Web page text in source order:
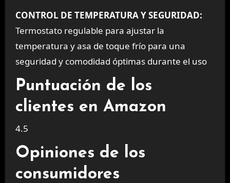
CONTROL DE TEMPERATURA Y SEGURIDAD:
Termostato regulable para ajustar la
temperatura y asa de toque frío para una
seguridad y comodidad óptimas durante el uso
Puntuación de los
clientes en Amazon
4.5
Opiniones de los
consumidores